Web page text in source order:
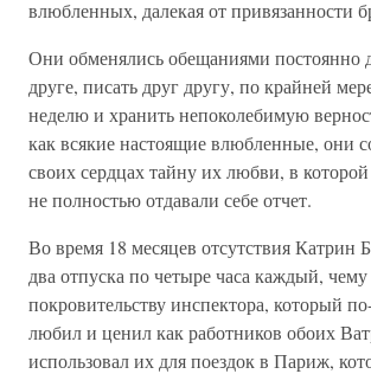
влюбленных, далекая от привязанности
Они обменялись обещаниями постоянно
друге, писать друг другу, по крайней
неделю и хранить непоколебимую
как всякие настоящие влюбленные, они
своих сердцах тайну их любви, в
не полностью отдавали себе отчет.
Во время 18 месяцев отсутствия Катрин
два отпуска по четыре часа каждый,
покровительству инспектора, который
любил и ценил как работников обоих
использовал их для поездок в Париж,